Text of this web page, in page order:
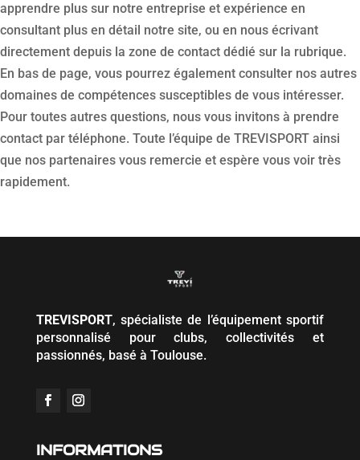
apprendre plus sur notre entreprise et expérience en
consultant plus en détail notre site, ou en nous écrivant
directement depuis la zone de contact dédié sur la rubrique.
En bas de page, vous pourrez également consulter nos autres
domaines de compétences susceptibles de vous intéresser.
Pour toutes autres questions, nous vous invitons à prendre
contact par téléphone. Toute l’équipe de TREVISPORT ainsi
que nos partenaires vous remercie et espère vous voir très
rapidement.
TREVISPORT, spécialiste de l’équipement sportif
personnalisé pour clubs, collectivités et
passionnés, basé à Toulouse.
INFORMATIONS